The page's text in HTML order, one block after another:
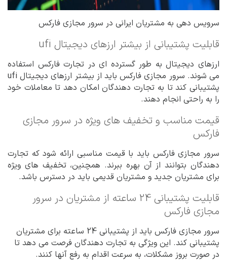
سرویس دهی به مشتریان ایرانی در سرور مجازی فارکس
قابلیت پشتیبانی از بیشتر ارزهای دیجیتال ufi
ارزهای دیجیتال به طور گسترده ای در تجارت فارکس استفاده
می شوند. سرور مجازی فارکس باید از بیشتر ارزهای دیجیتال ufi
پشتیبانی کند تا به تجارت دهندگان امکان دهد تا معاملات خود
را به راحتی انجام دهند.
قیمت مناسب و تخفیف های ویژه در سرور مجازی
فارکس
سرور مجازی فارکس باید با قیمت مناسبی ارائه شود که تجارت
دهندگان بتوانند از آن بهره ببرند. همچنین، تخفیف های ویژه
برای مشتریان جدید و مشتریان قدیمی باید در دسترس باشد.
قابلیت پشتیبانی 24 ساعته از مشتریان در سرور
مجازی فارکس
سرور مجازی فارکس باید از پشتیبانی 24 ساعته برای مشتریان
پشتیبانی کند. این ویژگی به تجارت دهندگان فرصت می دهد تا
در صورت بروز مشکلات، به سرعت اقدام به رفع آنها کنند.